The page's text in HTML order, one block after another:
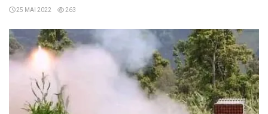
25 MAI 2022 263